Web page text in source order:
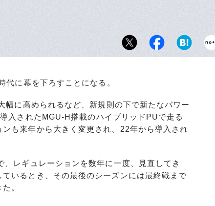
に幕を下ろすことになる。
に高められるなど、新規則の下で新たなパワー
入されたMGU-H搭載のハイブリッドPUで走る
も来年から大きく変更され、22年から導入され
レギュレーションを数年に一度、見直してき
いるとき、その最後のシーズンには最終戦まで
。